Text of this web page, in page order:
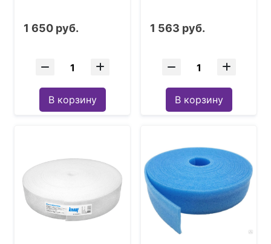
1 650 руб.
В корзину
1 563 руб.
В корзину